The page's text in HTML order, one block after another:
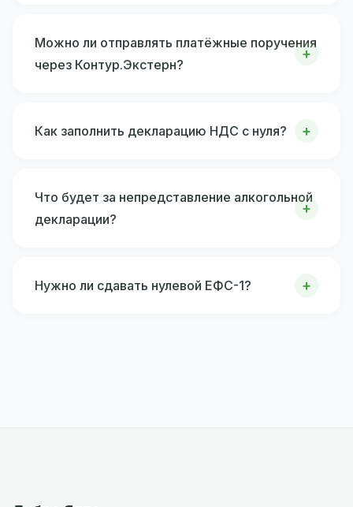
Можно ли отправлять платёжные поручения
через Контур.Экстерн?
Как заполнить декларацию НДС с нуля?
Что будет за непредставление алкогольной
декларации?
Нужно ли сдавать нулевой ЕФС-1?